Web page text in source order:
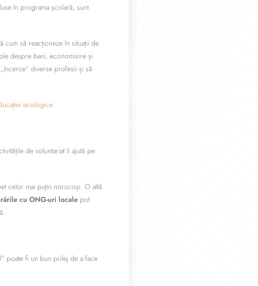
în programa școlară, sunt
cum să reacționeze în situații de
despre bani, economisire și
diverse profesii și să
ecologice
de voluntariat îi ajută pe
celor mai puțin norocoși. O altă
cu ONG-uri locale pot
poate fi un bun prilej de a face